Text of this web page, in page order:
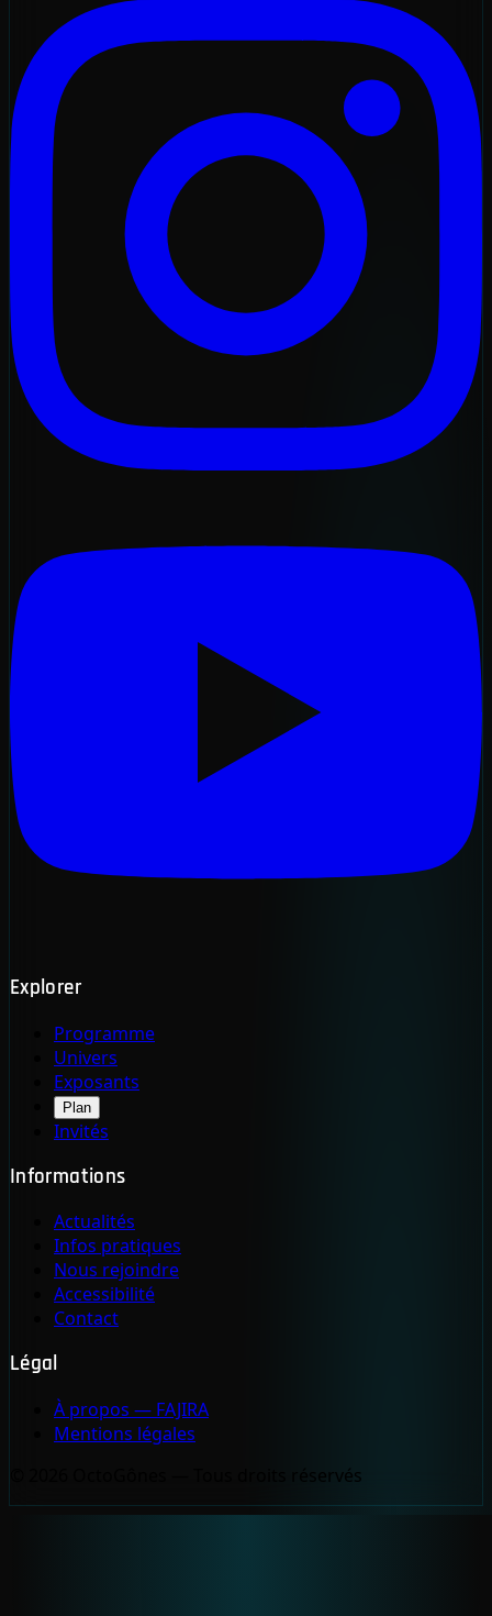
Explorer
Programme
Univers
Exposants
Plan
Invités
Informations
Actualités
Infos pratiques
Nous rejoindre
Accessibilité
Contact
Légal
À propos — FAJIRA
Mentions légales
© 2026 OctoGônes — Tous droits réservés